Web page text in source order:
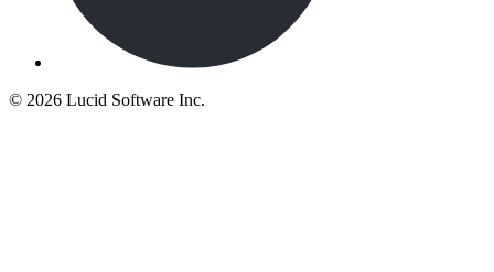
© 2026 Lucid Software Inc.